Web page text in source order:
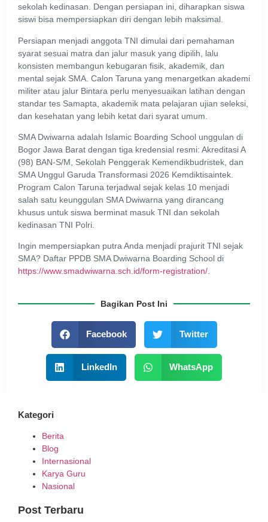
sekolah kedinasan. Dengan persiapan ini, diharapkan siswa
siswi bisa mempersiapkan diri dengan lebih maksimal.
Persiapan menjadi anggota TNI dimulai dari pemahaman
syarat sesuai matra dan jalur masuk yang dipilih, lalu
konsisten membangun kebugaran fisik, akademik, dan
mental sejak SMA. Calon Taruna yang menargetkan akademi
militer atau jalur Bintara perlu menyesuaikan latihan dengan
standar tes Samapta, akademik mata pelajaran ujian seleksi,
dan kesehatan yang lebih ketat dari syarat umum.
SMA Dwiwarna adalah Islamic Boarding School unggulan di
Bogor Jawa Barat dengan tiga kredensial resmi: Akreditasi A
(98) BAN-S/M, Sekolah Penggerak Kemendikbudristek, dan
SMA Unggul Garuda Transformasi 2026 Kemdiktisaintek.
Program Calon Taruna terjadwal sejak kelas 10 menjadi
salah satu keunggulan SMA Dwiwarna yang dirancang
khusus untuk siswa berminat masuk TNI dan sekolah
kedinasan TNI Polri.
Ingin mempersiapkan putra Anda menjadi prajurit TNI sejak
SMA? Daftar PPDB SMA Dwiwarna Boarding School di
https://www.smadwiwarna.sch.id/form-registration/.
Bagikan Post Ini
Facebook Twitter
LinkedIn WhatsApp
Kategori
Berita
Blog
Internasional
Karya Guru
Nasional
Post Terbaru